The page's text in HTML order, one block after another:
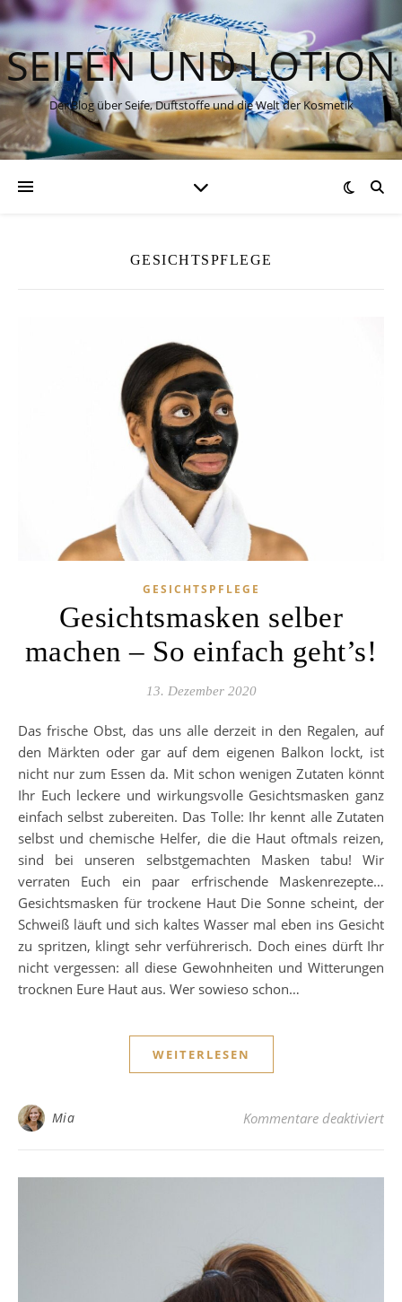
SEIFEN UND LOTION
Der Blog über Seife, Duftstoffe und die Welt der Kosmetik
GESICHTSPFLEGE
GESICHTSPFLEGE
Gesichtsmasken selber
machen – So einfach geht’s!
13. Dezember 2020
Das frische Obst, das uns alle derzeit in den Regalen, auf
den Märkten oder gar auf dem eigenen Balkon lockt, ist
nicht nur zum Essen da. Mit schon wenigen Zutaten könnt
Ihr Euch leckere und wirkungsvolle Gesichtsmasken ganz
einfach selbst zubereiten. Das Tolle: Ihr kennt alle Zutaten
selbst und chemische Helfer, die die Haut oftmals reizen,
sind bei unseren selbstgemachten Masken tabu! Wir
verraten Euch ein paar erfrischende Maskenrezepte…
Gesichtsmasken für trockene Haut Die Sonne scheint, der
Schweiß läuft und sich kaltes Wasser mal eben ins Gesicht
zu spritzen, klingt sehr verführerisch. Doch eines dürft Ihr
nicht vergessen: all diese Gewohnheiten und Witterungen
trocknen Eure Haut aus. Wer sowieso schon…
WEITERLESEN
Mia Kommentare deaktiviertfür